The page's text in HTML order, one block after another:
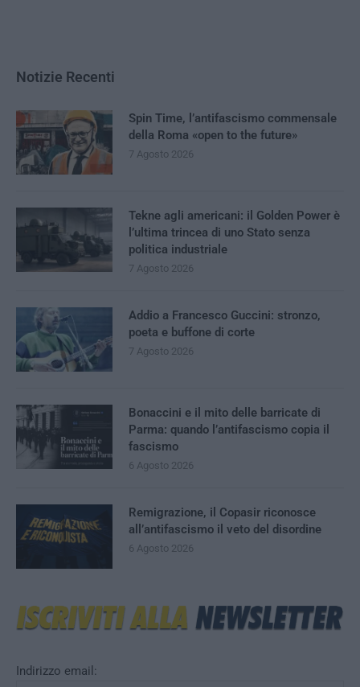
Indirizzo email:
Notizie Recenti
Spin Time, l’antifascismo commensale
della Roma «open to the future»
7 Agosto 2026
Tekne agli americani: il Golden Power è
l’ultima trincea di uno Stato senza
politica industriale
7 Agosto 2026
Addio a Francesco Guccini: stronzo,
poeta e buffone di corte
7 Agosto 2026
Bonaccini e il mito delle barricate di
Parma: quando l’antifascismo copia il
fascismo
6 Agosto 2026
Remigrazione, il Copasir riconosce
all’antifascismo il veto del disordine
6 Agosto 2026